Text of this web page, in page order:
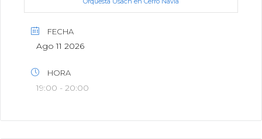
FECHA
Ago 11 2026
HORA
19:00 - 20:00